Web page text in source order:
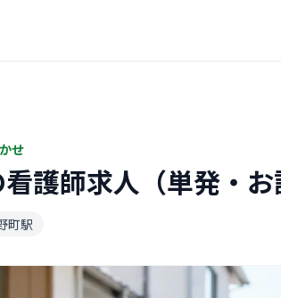
せ
護師求人（単発・お
町駅